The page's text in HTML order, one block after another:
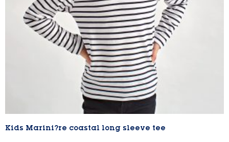
Kids Marini?re coastal long sleeve tee